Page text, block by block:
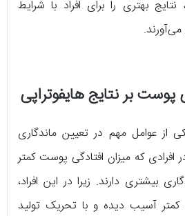
بهتری را برای افراد با شرایط
پوست بر نتایج هایفوتراپی
از عوامل مهم در تعیین ماندگاری
افرادی که میزان افتادگی پوست کمتر
بیشتری دارند. زیرا در این افراد،
آسیب دیده و با تحریک تولید